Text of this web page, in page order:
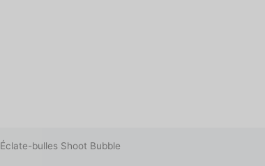
Éclate-bulles Shoot Bubble